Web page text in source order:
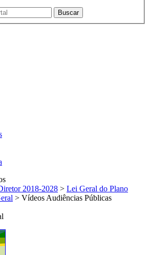
Buscar
2018-2028 > Lei Geral do Plano
> Vídeos Audiências Públicas